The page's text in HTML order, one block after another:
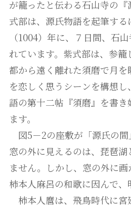
が籠ったと伝わる石山寺の
式部は、源氏物語を起筆す
（1004）年に、７日間、石
れています。紫式部は、参
都から遠く離れた須磨で月を
を恋しく思うシーンを構想
語の第十二帖『須磨』を書
ます。
図5－2の座敷が「源氏の間
窓の外に見えるのは、琵琶
ません。しかし、窓の外に画
柿本人麻呂の和歌に因んで、
柿本人麿は、飛鳥時代に宮